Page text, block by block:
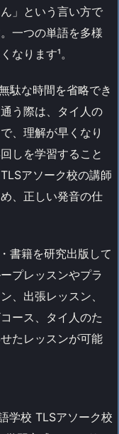
」という言い方で
一つの単語を多様
なります¹。
駄な時間を省略でき
う際は、タイ人の
、理解が早くなり
しを学習すること
アソーク校の講師
、正しい発音の仕
書籍を研究出版して
プレッスンやプラ
、出張レッスン、
ース、タイ人のた
たレッスンが可能
学校 TLSアソーク校